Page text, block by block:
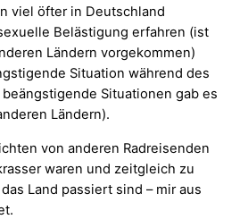
viel öfter in Deutschland
Belästigung erfahren (ist
Ländern vorgekommen)
Situation während des
beängstigende Situationen gab es
Ländern).
von anderen Radreisenden
waren und zeitgleich zu
Land passiert sind – mir aus